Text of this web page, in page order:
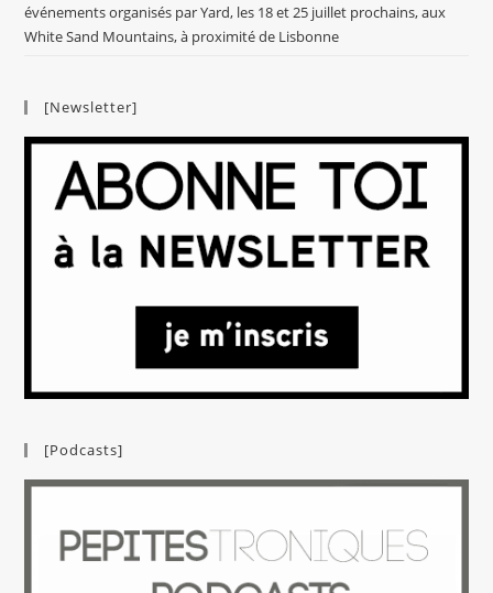
événements organisés par Yard, les 18 et 25 juillet prochains, aux
White Sand Mountains, à proximité de Lisbonne
[Newsletter]
[Podcasts]